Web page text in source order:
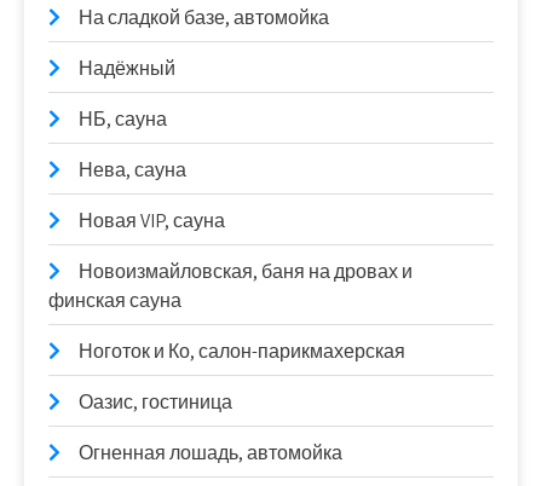
На сладкой базе, автомойка
Надёжный
НБ, сауна
Нева, сауна
Новая VIP, сауна
Новоизмайловская, баня на дровах и
финская сауна
Ноготок и Ко, салон-парикмахерская
Оазис, гостиница
Огненная лошадь, автомойка